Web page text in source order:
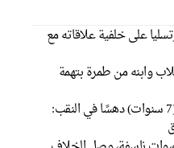
على خلفية علاقاته مع
وابنه من طمرة بتهمة
مصرع الطفل ريان أبو قرينات (7 سنوات) دهسًا في النقب: